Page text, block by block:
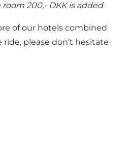
200,- DKK is added
of our hotels combined
please don’t hesitate